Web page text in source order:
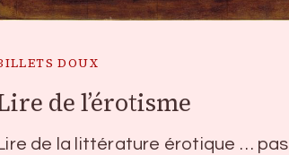
DOUX
de l’érotisme
de la littérature érotique …